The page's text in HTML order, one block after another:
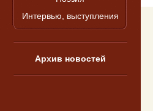
Интервью, выступления
Архив новостей